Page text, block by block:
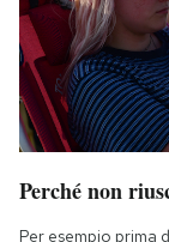
Perché non
Per esempio prima